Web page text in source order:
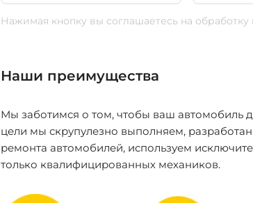
Нажимая кнопку вы соглашаетесь на
Наши преимущества
Мы заботимся о том, чтобы ваш автомобиль
цели мы скрупулезно выполняем,
ремонта автомобилей, используем
только квалифицированных механиков.